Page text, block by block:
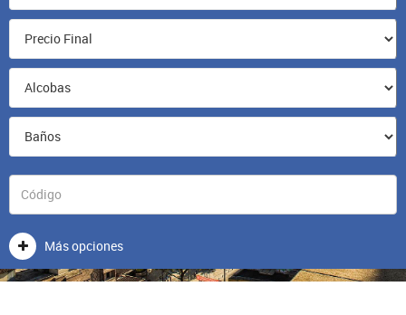
Más opciones